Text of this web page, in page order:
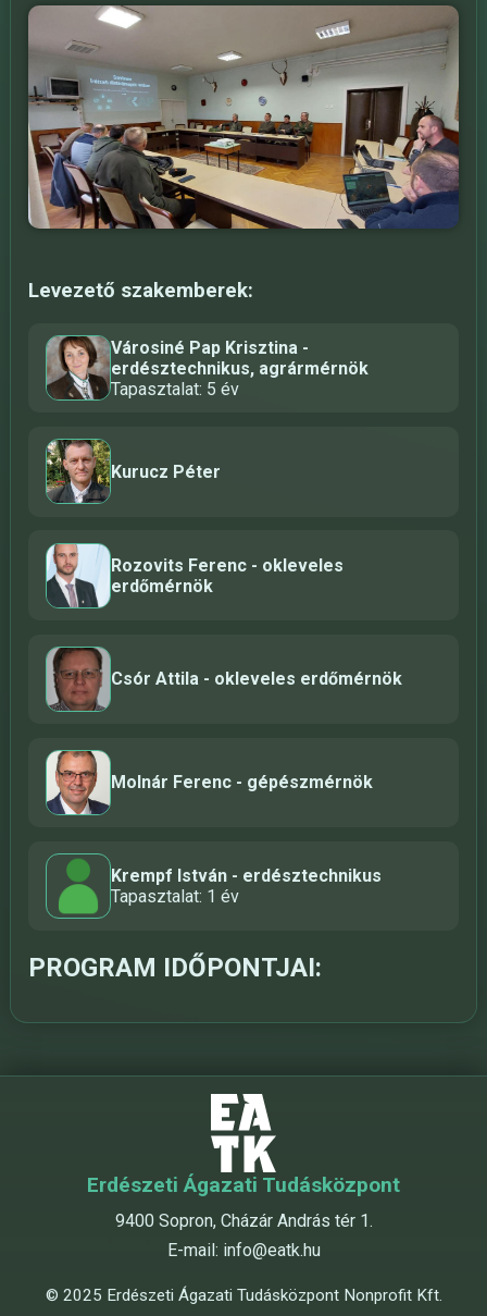
Levezető szakemberek:
Városiné Pap Krisztina -
erdésztechnikus, agrármérnök
Tapasztalat: 5 év
Kurucz Péter
Rozovits Ferenc - okleveles
erdőmérnök
Csór Attila - okleveles erdőmérnök
Molnár Ferenc - gépészmérnök
Krempf István - erdésztechnikus
Tapasztalat: 1 év
PROGRAM IDŐPONTJAI:
Erdészeti Ágazati Tudásközpont
9400 Sopron, Cházár András tér 1.
E-mail: info@eatk.hu
© 2025 Erdészeti Ágazati Tudásközpont Nonprofit Kft.